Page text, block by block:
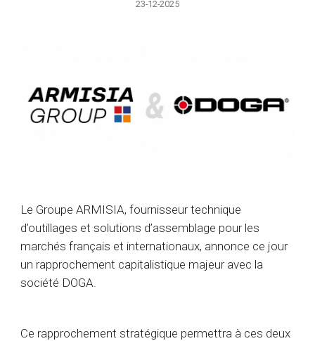
23-12-2025
Le Groupe ARMISIA, fournisseur technique
d’outillages et solutions d’assemblage pour les
marchés français et internationaux, annonce ce jour
un rapprochement capitalistique majeur avec la
société DOGA.
Ce rapprochement stratégique permettra à ces deux